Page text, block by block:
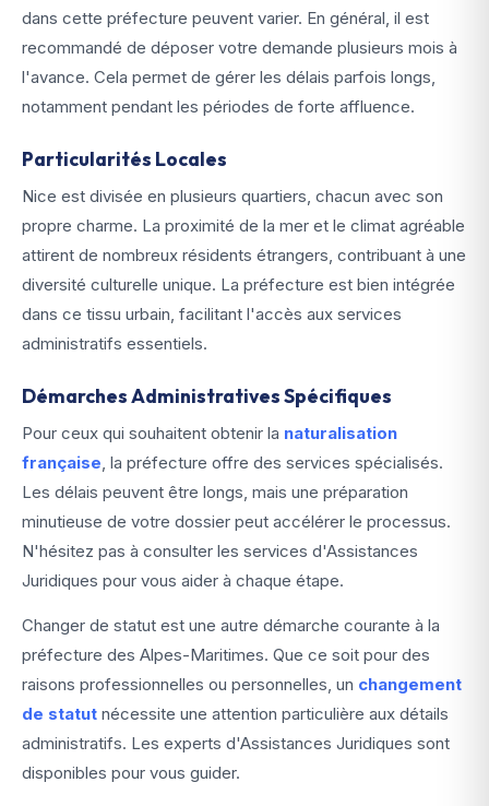
dans cette préfecture peuvent varier. En général, il est
recommandé de déposer votre demande plusieurs mois à
l'avance. Cela permet de gérer les délais parfois longs,
notamment pendant les périodes de forte affluence.
Particularités Locales
Nice est divisée en plusieurs quartiers, chacun avec son
propre charme. La proximité de la mer et le climat agréable
attirent de nombreux résidents étrangers, contribuant à une
diversité culturelle unique. La préfecture est bien intégrée
dans ce tissu urbain, facilitant l'accès aux services
administratifs essentiels.
Démarches Administratives Spécifiques
Pour ceux qui souhaitent obtenir la naturalisation
française, la préfecture offre des services spécialisés.
Les délais peuvent être longs, mais une préparation
minutieuse de votre dossier peut accélérer le processus.
N'hésitez pas à consulter les services d'Assistances
Juridiques pour vous aider à chaque étape.
Changer de statut est une autre démarche courante à la
préfecture des Alpes-Maritimes. Que ce soit pour des
raisons professionnelles ou personnelles, un changement
de statut nécessite une attention particulière aux détails
administratifs. Les experts d'Assistances Juridiques sont
disponibles pour vous guider.